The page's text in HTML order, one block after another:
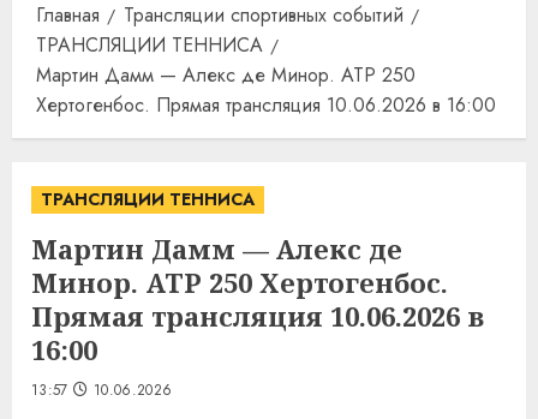
Главная
Трансляции спортивных событий
ТРАНСЛЯЦИИ ТЕННИСА
Мартин Дамм — Алекс де Минор. ATP 250
Хертогенбос. Прямая трансляция 10.06.2026 в 16:00
ТРАНСЛЯЦИИ ТЕННИСА
Мартин Дамм — Алекс де
Минор. ATP 250 Хертогенбос.
Прямая трансляция 10.06.2026 в
16:00
13:57 10.06.2026